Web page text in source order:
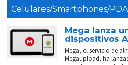
Celulares/Smartphones/
Mega lanza
dispositivos
Mega, el servicio de
Megaupload, ha